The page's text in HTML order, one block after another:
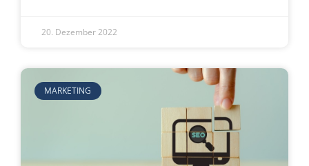
20. Dezember 2022
MARKETING